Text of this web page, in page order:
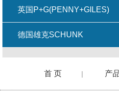
英国P+G(PENNY+GILES)
德国雄克SCHUNK
首 页 | 产